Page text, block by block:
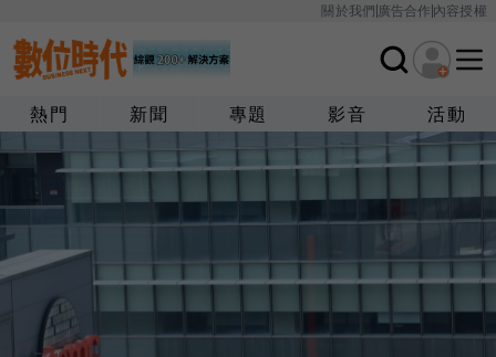
關於我們廣告合作內容授權
熱門 新聞 專題 影音 活動